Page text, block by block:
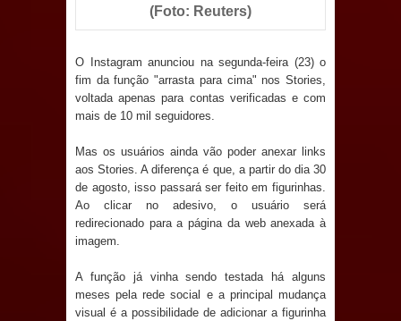
12 milhões na economia
para preservar tamarindeiro e
revitalizar Memorial Augusto dos
Anjos
O verdadeiro oxigênio do Estado
aborda de maneira inédita no mundo
jurídico brasileiro, temas polêmicos;
(Foto: Reuters)
O Instagram anunciou na segunda-feira (23) o
fim da função "arrasta para cima" nos Stories,
voltada apenas para contas verificadas e com
mais de 10 mil seguidores.
Mas os usuários ainda vão poder anexar links
aos Stories. A diferença é que, a partir do dia 30
de agosto, isso passará ser feito em figurinhas.
Ao clicar no adesivo, o usuário será
redirecionado para a página da web anexada à
imagem.
A função já vinha sendo testada há alguns
meses pela rede social e a principal mudança
visual é a possibilidade de adicionar a figurinha